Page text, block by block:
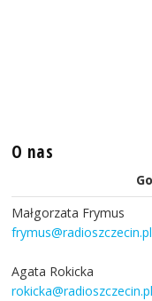
O nas
Małgorzata Frymus
frymus@radioszczecin.pl
Agata Rokicka
rokicka@radioszczecin.pl